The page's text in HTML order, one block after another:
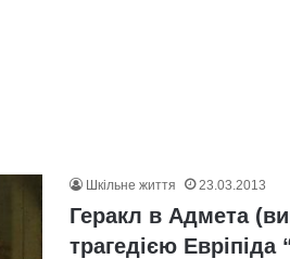
Шкільне життя 23.03.2013
Геракл в Адмета
трагедією Евріпіда